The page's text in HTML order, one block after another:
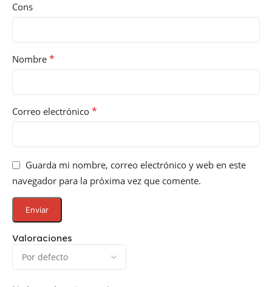
Valoraciones
Cons
Nombre *
Correo electrónico *
Guarda mi nombre, correo electrónico y web en este
navegador para la próxima vez que comente.